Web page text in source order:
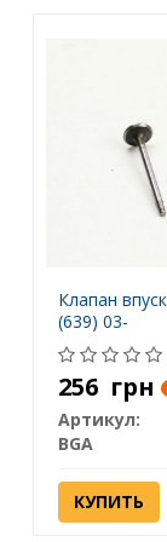
Клапан
(639) 03-
256 грн
Артикул:
BGA
КУПИТЬ